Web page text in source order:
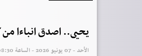
يحيى.. اصدق انباءا
الأحد - 07 يونيو 2026 - الساعة 08:30 م